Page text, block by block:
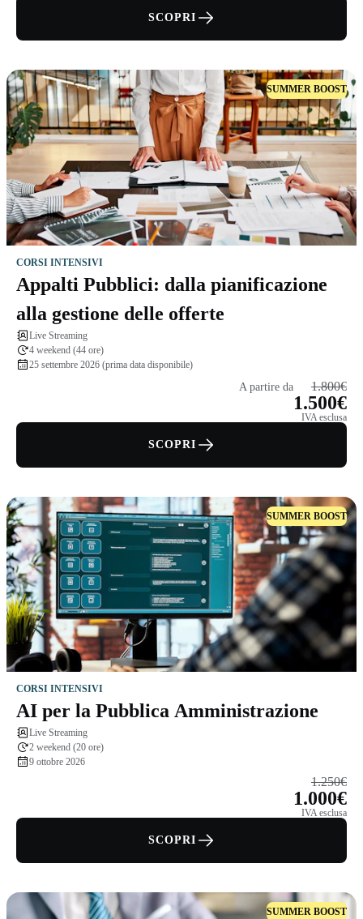
SCOPRI
SUMMER BOOST
CORSI INTENSIVI
Appalti Pubblici: dalla pianificazione
alla gestione delle offerte
Live Streaming
4 weekend (44 ore)
25 settembre 2026 (prima data disponibile)
A partire da 1.800€
1.500€
IVA esclusa
SCOPRI
SUMMER BOOST
CORSI INTENSIVI
AI per la Pubblica Amministrazione
Live Streaming
2 weekend (20 ore)
9 ottobre 2026
1.250€
1.000€
IVA esclusa
SCOPRI
SUMMER BOOST